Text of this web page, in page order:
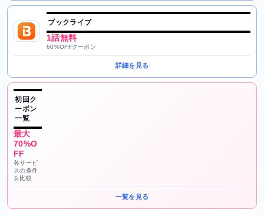
ブックライブ
1話無料
60%OFFクーポン
詳細を見る
初回ク
ーポン
一覧
最大
70%O
FF
各サービ
スの条件
を比較
一覧を見る